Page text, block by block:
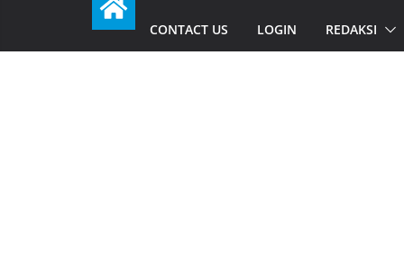
CONTACT US LOGIN REDAKSI